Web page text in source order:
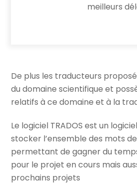
meilleurs
De plus les traducteurs
du domaine scientifique et
relatifs à ce domaine et à la
Le logiciel TRADOS est un
stocker l’ensemble des mots
permettant de gagner du
pour le projet en cours mais
prochains projets